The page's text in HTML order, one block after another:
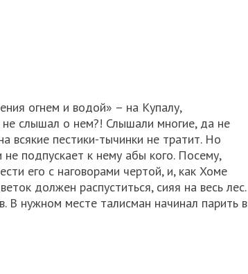
огнем и водой» – на Купалу,
слышал о нем?! Слышали многие, да не
всякие пестики-тычинки не тратит. Но
подпускает к нему абы кого. Посему,
его с наговорами чертой, и, как Хоме
должен распуститься, сияя на весь лес.
В нужном месте талисман начинал парить в